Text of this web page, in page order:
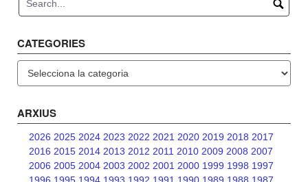
CATEGORIES
ARXIUS
2026 2025 2024 2023 2022 2021 2020 2019 2018 2017
2016 2015 2014 2013 2012 2011 2010 2009 2008 2007
2006 2005 2004 2003 2002 2001 2000 1999 1998 1997